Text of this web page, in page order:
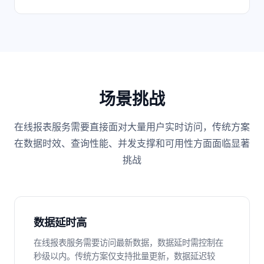
场景挑战
在线报表服务需要直接面对大量用户实时访问，传统方案
在数据时效、查询性能、并发支撑和可用性方面面临显著
挑战
数据延时高
在线报表服务需要访问最新数据，数据延时需控制在
秒级以内。传统方案仅支持批量更新，数据延迟较